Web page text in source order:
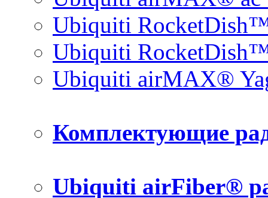
Ubiquiti
Ubiquiti
Ubiquiti airMAX®
Комплектующие
Ubiquiti airFiber®